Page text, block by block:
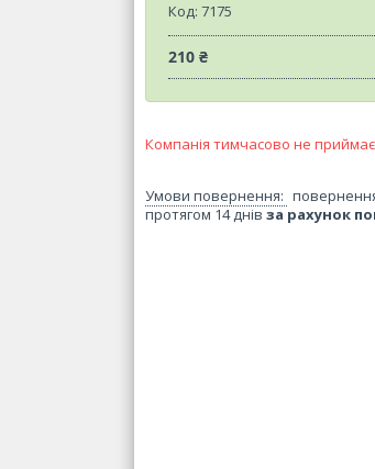
Код: 7175
210 ₴
Компанія тимчасово не
протягом 14 днів за рахунок